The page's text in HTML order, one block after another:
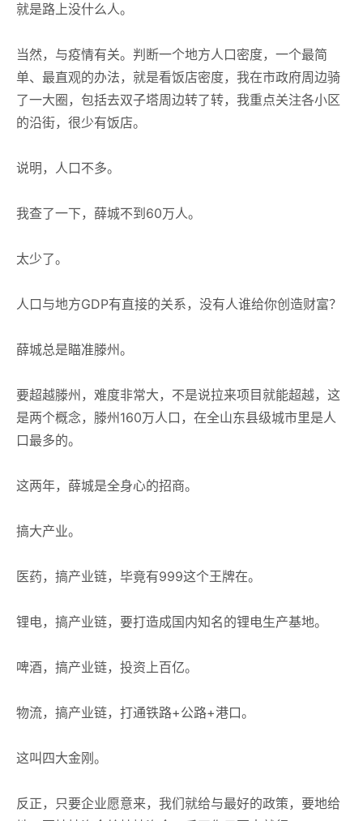
就是路上没什么人。
当然，与疫情有关。判断一个地方人口密度，一个最简
单、最直观的办法，就是看饭店密度，我在市政府周边骑
了一大圈，包括去双子塔周边转了转，我重点关注各小区
的沿街，很少有饭店。
说明，人口不多。
我查了一下，薛城不到60万人。
太少了。
人口与地方GDP有直接的关系，没有人谁给你创造财富？
薛城总是瞄准滕州。
要超越滕州，难度非常大，不是说拉来项目就能超越，这
是两个概念，滕州160万人口，在全山东县级城市里是人
口最多的。
这两年，薛城是全身心的招商。
搞大产业。
医药，搞产业链，毕竟有999这个王牌在。
锂电，搞产业链，要打造成国内知名的锂电生产基地。
啤酒，搞产业链，投资上百亿。
物流，搞产业链，打通铁路+公路+港口。
这叫四大金刚。
反正，只要企业愿意来，我们就给与最好的政策，要地给